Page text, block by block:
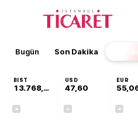
Bugün Son Dakika
BIST
13.768,18
USD
47,60
EUR